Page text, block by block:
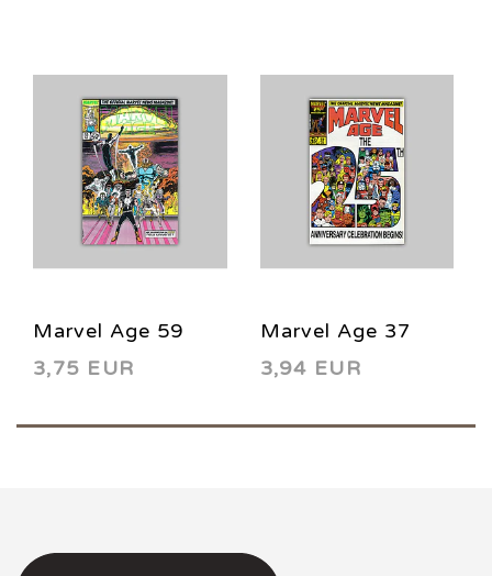
Marvel Age 59
1988
3,75 EUR
Marvel Age 37
1986
3,94 EUR